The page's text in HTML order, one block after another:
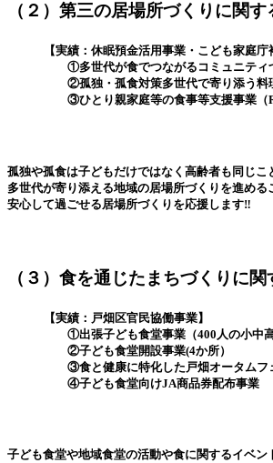
（２）第三の居場所づくりに関す
【実績：休眠預金活用事業・こども家庭庁
①多世代が食でつながるコミュニティ
②孤独・孤食対策多世代で寄り添う料
③ひとり親家庭等の食事等支援事業（
孤独や孤食は子どもだけではなく高齢者も同じこ
多世代が寄り添える地域の居場所づくりを進める
安心して過ごせる居場所づくりを応援します‼
（３）食を通じたまちづくりに
【実績：戸畑区官民協働事業】
①出張子ども食堂事業（400人の小中高
②子ども食堂開設事業(4か所）
③食と健康に特化した戸畑オータムフ
④子ども食堂向けJA商品券配布事業
子ども食堂や地域食堂の活動や食に関するイベン